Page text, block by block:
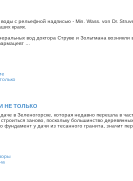
с рельефной надписью - Min. Wass. von Dr.
краях.
вод доктора Струве и Зольтмана
...
НЕ ТОЛЬКО
в Зеленогорске, которая недавно перешла в
заново, поскольку большинство
фундамент у дачи из тесанного гранита, значит